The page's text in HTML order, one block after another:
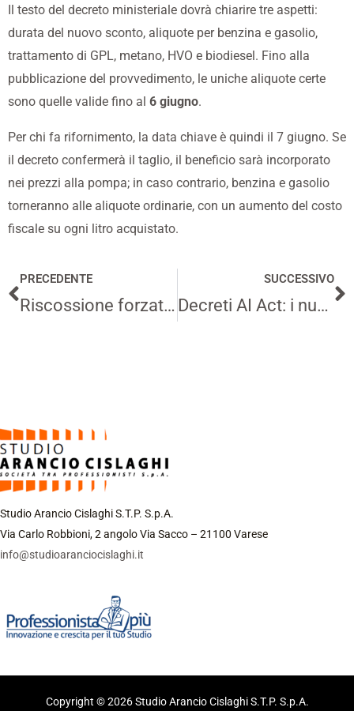
Il testo del decreto ministeriale dovrà chiarire tre aspetti:
durata del nuovo sconto, aliquote per benzina e gasolio,
trattamento di GPL, metano, HVO e biodiesel. Fino alla
pubblicazione del provvedimento, le uniche aliquote certe
sono quelle valide fino al 6 giugno.
Per chi fa rifornimento, la data chiave è quindi il 7 giugno. Se
il decreto confermerà il taglio, il beneficio sarà incorporato
nei prezzi alla pompa; in caso contrario, benzina e gasolio
torneranno alle aliquote ordinarie, con un aumento del costo
fiscale su ogni litro acquistato.
Precedente
PRECEDENTE
Riscossione forzata, 120mila conti correnti a rischio blocco: avvisi già partiti
SUCCESSIVO
Decreti AI Act: i nuovi obblighi su formazione, lavoro e autorità
Studio Arancio Cislaghi S.T.P. S.p.A.
Via Carlo Robbioni, 2 angolo Via Sacco – 21100 Varese
info@studioaranciocislaghi.it
Copyright © 2026 Studio Arancio Cislaghi S.T.P. S.p.A.